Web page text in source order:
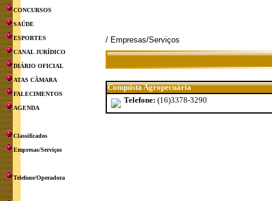
CONCURSOS
SAÚDE
ESPORTES
CANAL JURÍDICO
DIÁRIO OFICIAL
ATAS CÂMARA
FALECIMENTOS
AGENDA
Classificados
Empresas/Serviços
Telefone/Operadora
/ Empresas/Serviços
Conquista Agropecuária
Telefone: (16)3378-3290